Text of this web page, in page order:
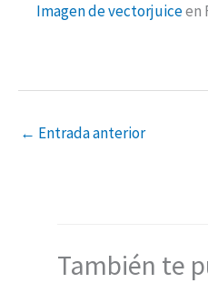
Imagen de vectorjuiceen
← Entrada anterior
También te